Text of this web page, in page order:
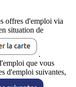
offres d'emploi via
situation de
.
que vous
d'emploi suivantes,